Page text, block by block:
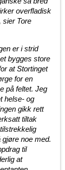
overfladisk
sier Tore
er i strid
bygges store
at Stortinget
for en
på feltet. Jeg
helse- og
gikk rett
tiltak
noe med.
til
at